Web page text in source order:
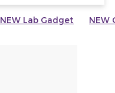
NEW Lab Gadget NEW